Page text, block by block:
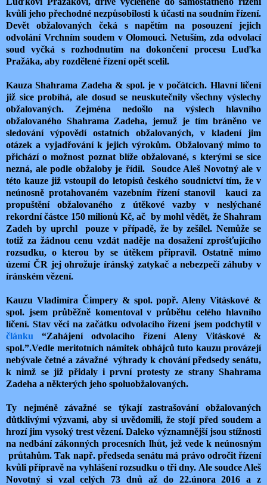
kvůli jeho přechodné nezpůsobilosti k účasti na soudním řízení.
Devět obžalovaných čeká s napětím na posouzení jejich
odvolání Vrchním soudem v Olomouci. Netuším, zda odvolací
soud vyčká s rozhodnutím na dokončení procesu Luďka
Pražáka, aby rozdělené řízení opět scelil.
Kauza Shahrama Zadeha & spol. je v počátcích. Hlavní líčení
již sice probíhá, ale dosud se neuskutečnily všechny výslechy
obžalovaných. Zejména nedošlo na výslech hlavního
obžalovaného Shahrama Zadeha, jemuž je tím bráněno ve
sledování výpovědí ostatních obžalovaných, v kladení jim
otázek a vyjadřování k jejich výrokům. Obžalovaný mimo to
přichází o možnost poznat blíže obžalované, s kterými se sice
nezná, ale podle obžaloby je řídil. Soudce Aleš Novotný ale v
této kauze již vstoupil do letopisů českého soudnictví tím, že v
neúnosně protahovaném vazebním řízení stanovil kauci za
propuštění obžalovaného z útěkové vazby v neslýchané
rekordní částce 150 milionů Kč, ač by mohl vědět, že Shahram
Zadeh by uprchl pouze v případě, že by zešílel. Nemůže se
totiž za žádnou cenu vzdát naděje na dosažení zprošťujícího
rozsudku, o kterou by se útěkem připravil. Ostatně mimo
území ČR jej ohrožuje íránský zatykač a nebezpečí záhuby v
íránském vězení.
Kauzu Vladimíra Čimpery & spol. popř. Aleny Vitáskové &
spol. jsem průběžně komentoval v průběhu celého hlavního
líčení. Stav věci na začátku odvolacího řízení jsem podchytil v
článku “Zahájení odvolacího řízení Aleny Vitáskové &
spol.”.Vedle meritotních námitek obhájců tuto kauzu provázejí
nebývale četné a závažné výhrady k chování předsedy senátu,
k nimž se již přidaly i první protesty ze strany Shahrama
Zadeha a některých jeho spoluobžalovaných.
Ty nejméně závažné se týkají zastrašování obžalovaných
důtklivými výzvami, aby si uvědomili, že stojí před soudem a
hrozí jim vysoký trest vězení. Daleko významnější jsou stížnosti
na nedbání zákonných procesních lhůt, jež vede k neúnosným
průtahům. Tak např. předseda senátu má právo odročit řízení
kvůli přípravě na vyhlášení rozsudku o tři dny. Ale soudce Aleš
Novotný si vzal celých 73 dnů až do 22.února 2016 a z